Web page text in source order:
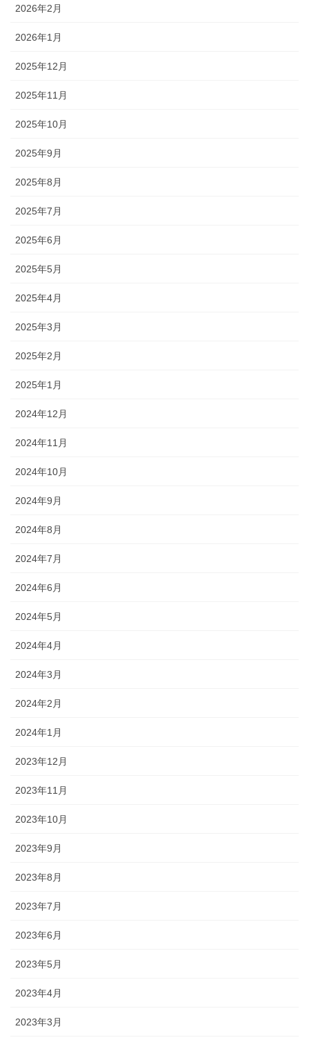
2026年2月
2026年1月
2025年12月
2025年11月
2025年10月
2025年9月
2025年8月
2025年7月
2025年6月
2025年5月
2025年4月
2025年3月
2025年2月
2025年1月
2024年12月
2024年11月
2024年10月
2024年9月
2024年8月
2024年7月
2024年6月
2024年5月
2024年4月
2024年3月
2024年2月
2024年1月
2023年12月
2023年11月
2023年10月
2023年9月
2023年8月
2023年7月
2023年6月
2023年5月
2023年4月
2023年3月